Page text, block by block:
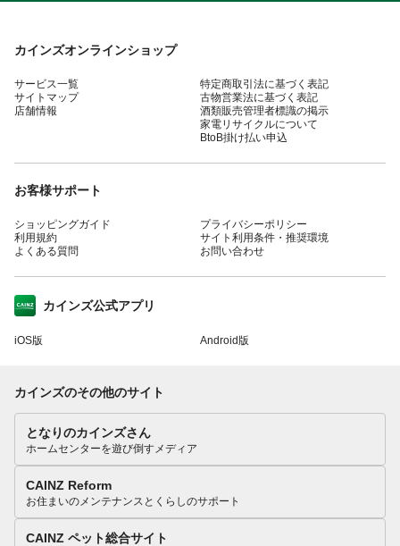
カインズオンラインショップ
サービス一覧
サイトマップ
店舗情報
特定商取引法に基づく表記
古物営業法に基づく表記
酒類販売管理者標識の掲示
家電リサイクルについて
BtoB掛け払い申込
お客様サポート
ショッピングガイド
利用規約
よくある質問
プライバシーポリシー
サイト利用条件・推奨環境
お問い合わせ
カインズ公式アプリ
iOS版 Android版
カインズのその他のサイト
となりのカインズさん
ホームセンターを遊び倒すメディア
CAINZ Reform
お住まいのメンテナンスとくらしのサポート
CAINZ ペット総合サイト